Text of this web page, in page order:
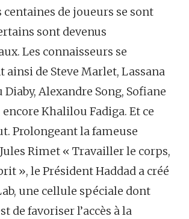
centaines de joueurs se sont
sont devenus
Les connaisseurs se
de Steve Marlet, Lassana
Diaby, Alexandre Song, Sofiane
Khalilou Fadiga. Et ce
Prolongeant la fameuse
Rimet « Travailler le corps,
», le Président Haddad a créé
une cellule spéciale dont
de favoriser l’accès à la